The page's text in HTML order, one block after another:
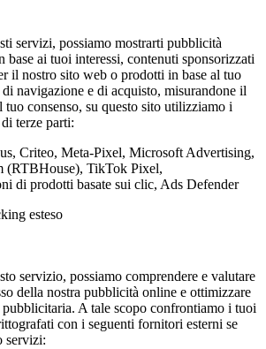
servizi, possiamo mostrarti pubblicità
base ai tuoi interessi, contenuti sponsorizzati
il nostro sito web o prodotti in base al tuo
navigazione e di acquisto, misurandone il
tuo consenso, su questo sito utilizziamo i
terze parti:
Criteo, Meta-Pixel, Microsoft Advertising,
(RTBHouse), TikTok Pixel,
di prodotti basate sui clic, Ads Defender
esteso
servizio, possiamo comprendere e valutare
della nostra pubblicità online e ottimizzare
A tale scopo confrontiamo i tuoi
con i seguenti fornitori esterni se
servizi: